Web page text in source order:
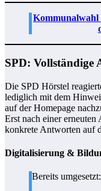
Kommunalwahl
SPD: Vollständige
Die SPD Hörstel
lediglich mit dem
auf der Homepage
Erst nach einer erneuten
konkrete Antworten auf
Digitalisierung &
Bereits umgesetzt: